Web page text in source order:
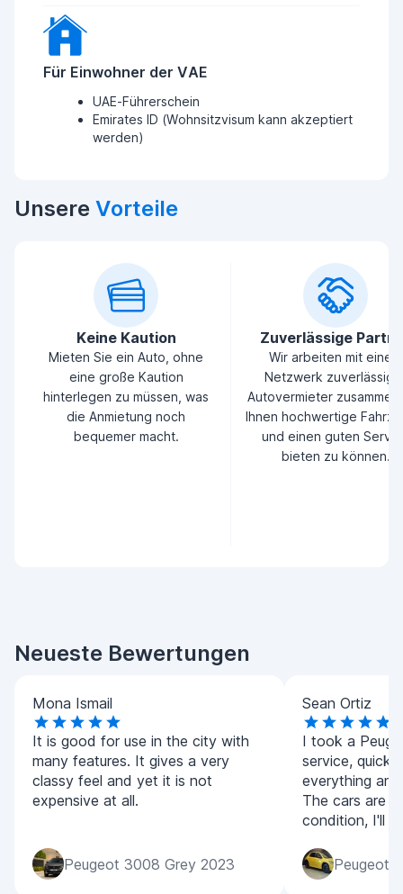
Für Einwohner der VAE
UAE-Führerschein
Emirates ID (Wohnsitzvisum kann akzeptiert
werden)
Unsere Vorteile
Keine Kaution
Mieten Sie ein Auto, ohne
eine große Kaution
hinterlegen zu müssen, was
die Anmietung noch
bequemer macht.
Zuverlässige
Wir arbeiten mit einem
Netzwerk
Autovermieter
Ihnen hochwertige
und einen guten
bieten zu können.
Neueste Bewertungen
Mona Ismail
It is good for use in the city with
many features. It gives a very
classy feel and yet it is not
expensive at all.
Peugeot 3008 Grey 2023
Sean Ortiz
I took a
service,
everything
The cars are
condition, I'll
Peugeot